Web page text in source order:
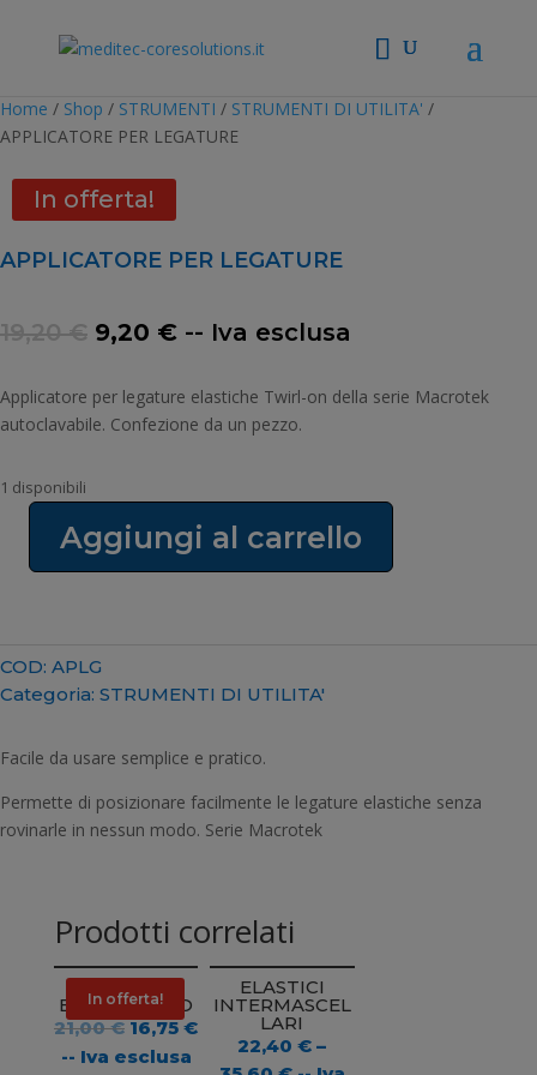
Home / Shop / STRUMENTI / STRUMENTI DI UTILITA' /
APPLICATORE PER LEGATURE
In offerta!
APPLICATORE PER LEGATURE
19,20€ Il
originale
era:
9,20 €Il
attuale
è:
9,20 €.
-- Iva esclusa
Applicatore per legature elastiche Twirl-on della serie Macrotek
autoclavabile. Confezione da un pezzo.
1 disponibili
APPLICATORE
PER
Aggiungi al carrello
COD: APLG
Categoria: STRUMENTI DI UTILITA'
Facile da usare semplice e pratico.
Permette di posizionare facilmente le legature elastiche senza
rovinarle in nessun modo. Serie Macrotek
Prodotti correlati
In offerta!
ELASTOMERO
21,00€Il
prezzo
16,75€Il
prezzo
-- Iva esclusa
ELASTICI
INTERMASCEL
LARI
22,40€ –